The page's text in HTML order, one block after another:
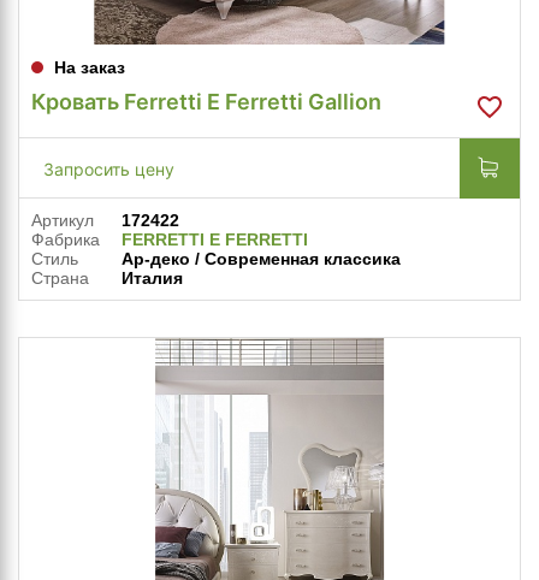
На заказ
Кровать Ferretti E Ferretti Gallion
Запросить цену
Артикул
172422
Фабрика
FERRETTI E FERRETTI
Стиль
Ар-деко / Современная классика
Страна
Италия